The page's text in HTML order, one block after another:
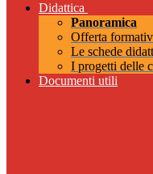
Didattica
Panoramica
Offerta
Le schede
I progetti delle
Documenti utili